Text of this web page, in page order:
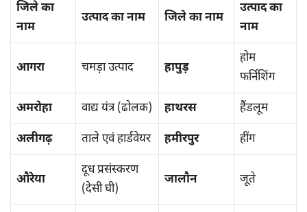
जिले का
नाम
उत्पाद का नाम जिले का नाम
उत्पाद का
नाम
आगरा चमड़ा उत्पाद हापुड़
होम
फर्निशिंग
अमरोहा वाद्य यंत्र (ढोलक) हाथरस हैंडलूम
अलीगढ़ ताले एवं हार्डवेयर हमीरपुर हींग
औरेया
दूध प्रसंस्करण
(देसी घी)
जालौन जूते